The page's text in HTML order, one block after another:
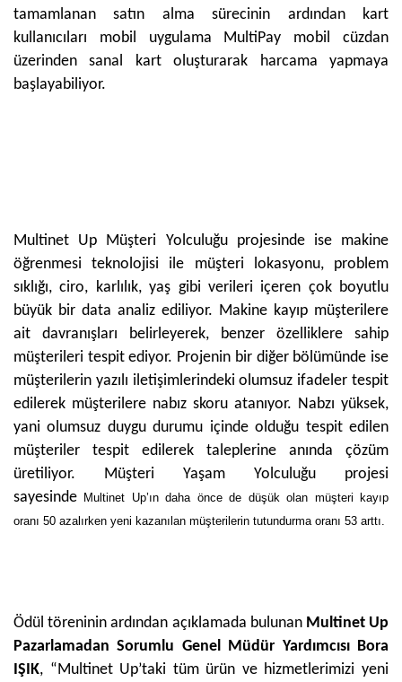
tamamlanan satın alma sürecinin ardından kart
kullanıcıları mobil uygulama MultiPay mobil cüzdan
üzerinden sanal kart oluşturarak harcama yapmaya
başlayabiliyor.
Multinet Up Müşteri Yolculuğu projesinde ise makine
öğrenmesi teknolojisi ile müşteri lokasyonu, problem
sıklığı, ciro, karlılık, yaş gibi verileri içeren çok boyutlu
büyük bir data analiz ediliyor. Makine kayıp müşterilere
ait davranışları belirleyerek, benzer özelliklere sahip
müşterileri tespit ediyor. Projenin bir diğer bölümünde ise
müşterilerin yazılı iletişimlerindeki olumsuz ifadeler tespit
edilerek müşterilere nabız skoru atanıyor. Nabzı yüksek,
yani olumsuz duygu durumu içinde olduğu tespit edilen
müşteriler tespit edilerek taleplerine anında çözüm
üretiliyor. Müşteri Yaşam Yolculuğu projesi
sayesinde Multinet Up’ın daha önce de düşük olan müşteri kayıp
oranı 50 azalırken yeni kazanılan müşterilerin tutundurma oranı 53 arttı.
Ödül töreninin ardından açıklamada bulunan Multinet Up
Pazarlamadan Sorumlu Genel Müdür Yardımcısı Bora
IŞIK, “Multinet Up’taki tüm ürün ve hizmetlerimizi yeni